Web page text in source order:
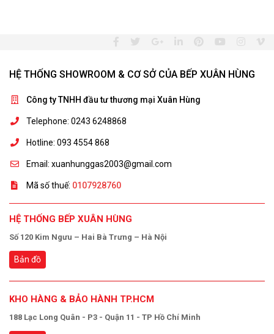
HỆ THỐNG SHOWROOM & CƠ SỞ CỦA BẾP XUÂN HÙNG
Công ty TNHH đầu tư thương mại Xuân Hùng
Telephone: 0243 6248868
Hotline: 093 4554 868
Email: xuanhunggas2003@gmail.com
Mã số thuế: 0107928760
HỆ THỐNG BẾP XUÂN HÙNG
Số 120 Kim Ngưu – Hai Bà Trưng – Hà Nội
Bản đồ
KHO HÀNG & BẢO HÀNH TP.HCM
188 Lạc Long Quân - P3 - Quận 11 - TP Hồ Chí Minh